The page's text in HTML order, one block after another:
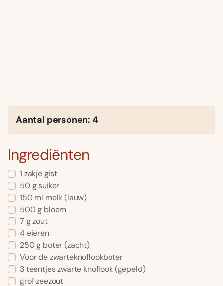
Aantal personen: 4
Ingrediënten
1 zakje gist
50 g suiker
150 ml melk (lauw)
500 g bloem
7 g zout
4 eieren
250 g boter (zacht)
Voor de zwarteknoflookboter
3 teentjes zwarte knoflook (gepeld)
grof zeezout